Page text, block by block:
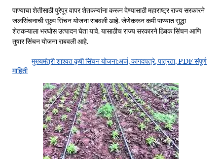
पाण्याचा शेतीसाठी पुरेपूर वापर शेतकऱ्यांना करून देण्यासाठी महाराष्ट्र राज्य सरकारने
जलसिंचनाची सूक्ष्म सिंचन योजना राबवली आहे. जेणेकरून कमी पाण्यात सुद्धा
शेतकऱ्याला भरघोस उत्पादन घेता यावे. यासाठीच राज्य सरकारने ठिबक सिंचन आणि
तुषार सिंचन योजना राबवली आहे.
मुख्यमंत्री शाश्वत कृषी सिंचन योजना:अर्ज, कागदपत्रे, पात्रता, PDF संपूर्ण
माहिती